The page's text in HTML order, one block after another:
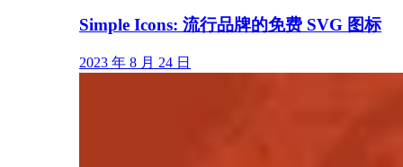
Simple Icons: 流行品牌的免费 SVG 图标
2023 年 8 月 24 日